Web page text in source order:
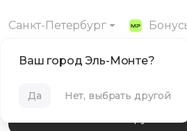
Санкт-Петербург
Ваш город Эль-Монте?
Да Нет, выбрать другой
MUZPLANET
Клавишные инструменты